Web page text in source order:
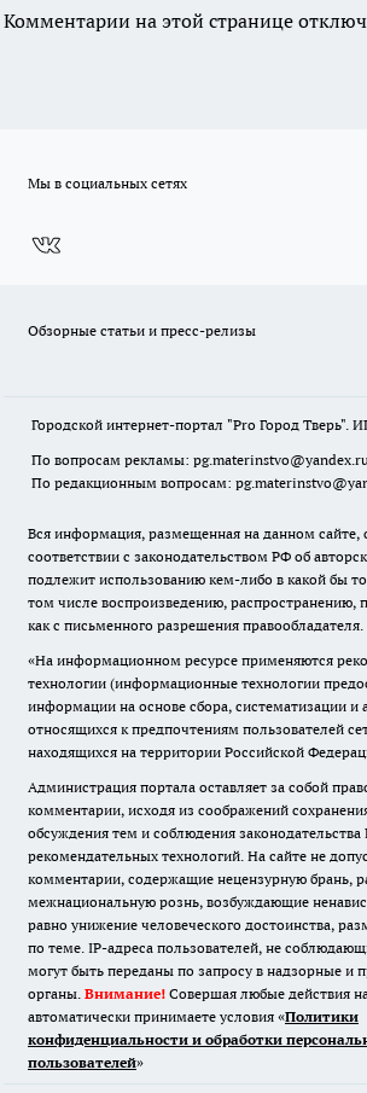
Комментарии на этой странице
Мы в социальных сетях
Обзорные статьи и пресс-релизы
Городской интернет-портал "Pro Город Тверь".
По вопросам рекламы:
По редакционным вопросам:
Вся информация, размещенная на данном сайте,
соответствии с законодательством РФ об
подлежит использованию кем-либо в какой бы
том числе воспроизведению, распространению,
как с письменного разрешения правообладателя.
«На информационном ресурсе применяются
технологии (информационные технологии
информации на основе сбора, систематизации и
относящихся к предпочтениям пользователей
находящихся на территории Российской
Администрация портала оставляет за собой
комментарии, исходя из соображений
обсуждения тем и соблюдения
рекомендательных технологий. На сайте не
комментарии, содержащие нецензурную брань,
межнациональную рознь, возбуждающие
равно унижение человеческого достоинства,
по теме. IP-адреса пользователей, не
могут быть переданы по запросу в надзорные и
органы. Внимание! Совершая любые действия
автоматически принимаете условия «Политики
конфиденциальности и обработки
пользователей»